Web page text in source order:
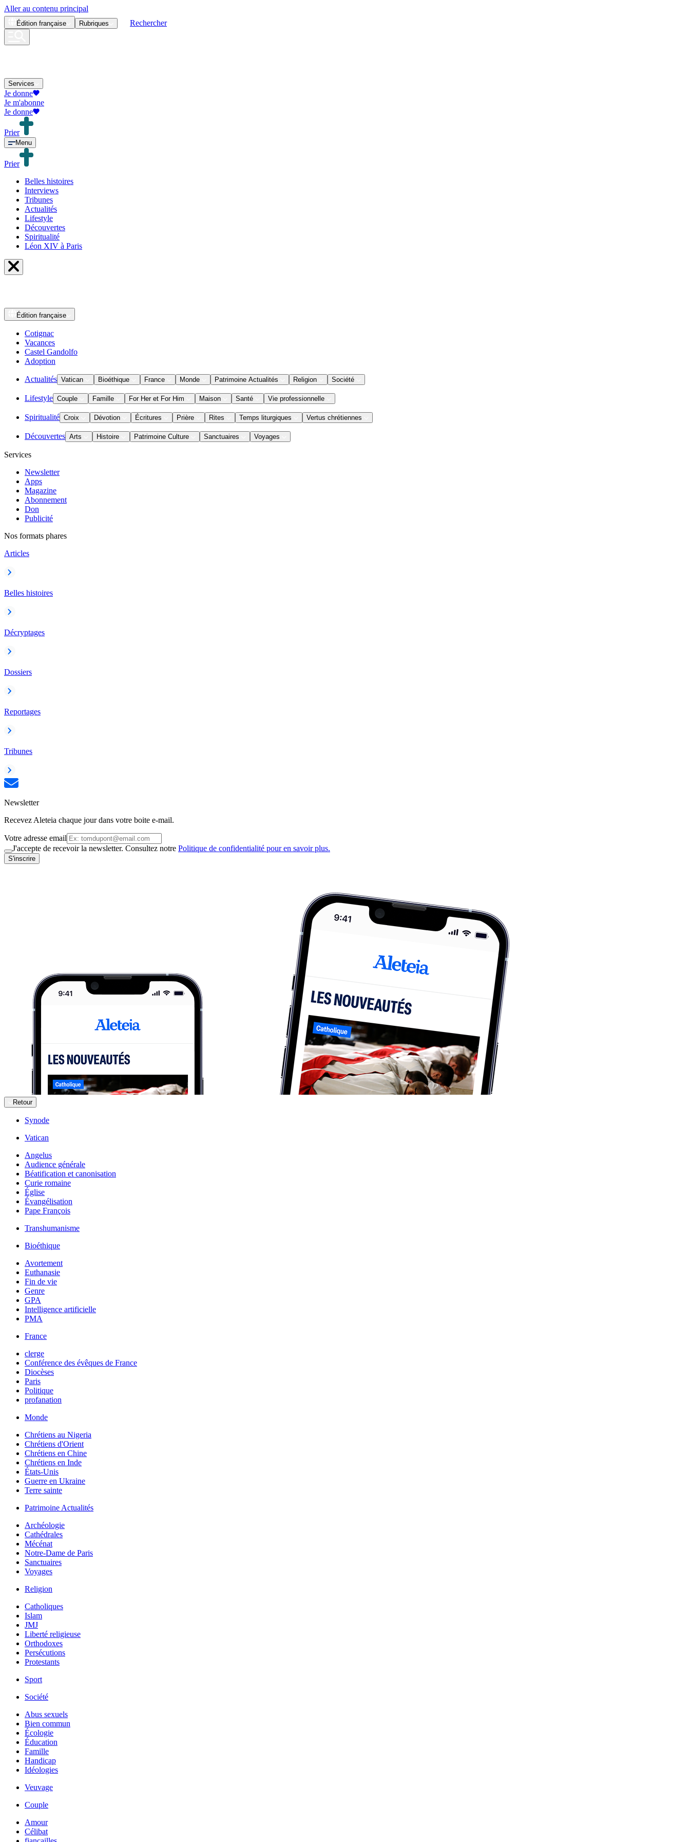
Aller au contenu principal
Édition française Rubriques Rechercher
Services
Je donne
Je m'abonne
Je donne
Prier
Menu
Prier
Belles histoires
Interviews
Tribunes
Actualités
Lifestyle
Découvertes
Spiritualité
Léon XIV à Paris
Édition française
Cotignac
Vacances
Castel Gandolfo
Adoption
Actualités Vatican Bioéthique France Monde Patrimoine Actualités Religion Société
Lifestyle Couple Famille For Her et For Him Maison Santé Vie professionnelle
Spiritualité Croix Dévotion Écritures Prière Rites Temps liturgiques Vertus chrétiennes
Découvertes Arts Histoire Patrimoine Culture Sanctuaires Voyages
Services
Newsletter
Apps
Magazine
Abonnement
Don
Publicité
Nos formats phares
Articles
Belles histoires
Décryptages
Dossiers
Reportages
Tribunes
Newsletter
Recevez Aleteia chaque jour dans votre boite e-mail.
Votre adresse email
J'accepte de recevoir la newsletter. Consultez notre Politique de confidentialité pour en savoir plus.
S'inscrire
Retour
Synode
Vatican
Angelus
Audience générale
Béatification et canonisation
Curie romaine
Église
Évangélisation
Pape François
Transhumanisme
Bioéthique
Avortement
Euthanasie
Fin de vie
Genre
GPA
Intelligence artificielle
PMA
France
clerge
Conférence des évêques de France
Diocèses
Paris
Politique
profanation
Monde
Chrétiens au Nigeria
Chrétiens d'Orient
Chrétiens en Chine
Chrétiens en Inde
États-Unis
Guerre en Ukraine
Terre sainte
Patrimoine Actualités
Archéologie
Cathédrales
Mécénat
Notre-Dame de Paris
Sanctuaires
Voyages
Religion
Catholiques
Islam
JMJ
Liberté religieuse
Orthodoxes
Persécutions
Protestants
Sport
Société
Abus sexuels
Bien commun
Écologie
Éducation
Famille
Handicap
Idéologies
Veuvage
Couple
Amour
Célibat